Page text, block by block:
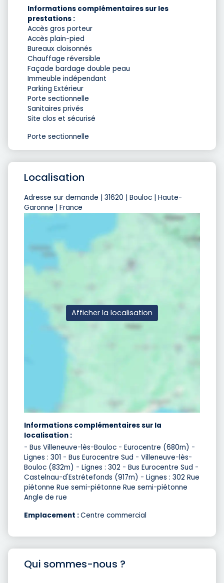
Informations complémentaires sur les
prestations :
Accès gros porteur
Accès plain-pied
Bureaux cloisonnés
Chauffage réversible
Façade bardage double peau
Immeuble indépendant
Parking Extérieur
Porte sectionnelle
Sanitaires privés
Site clos et sécurisé
Porte sectionnelle
Localisation
Adresse sur demande | 31620 | Bouloc | Haute-
Garonne | France
Afficher la localisation
Informations complémentaires sur la
localisation :
- Bus Villeneuve-lès-Bouloc - Eurocentre (680m) -
Lignes : 301 - Bus Eurocentre Sud - Villeneuve-lès-
Bouloc (832m) - Lignes : 302 - Bus Eurocentre Sud -
Castelnau-d'Estrétefonds (917m) - Lignes : 302 Rue
piétonne Rue semi-piétonne Rue semi-piétonne
Angle de rue
Emplacement :Centre commercial
Qui sommes-nous ?